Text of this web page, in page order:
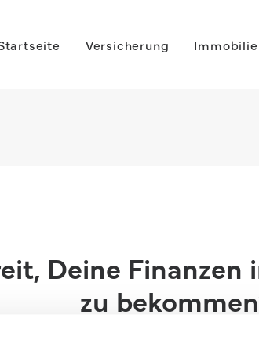
Versicherung
Deine Finanzen
zu